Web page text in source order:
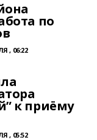
по
, 06:22
к приёму
, 05:52